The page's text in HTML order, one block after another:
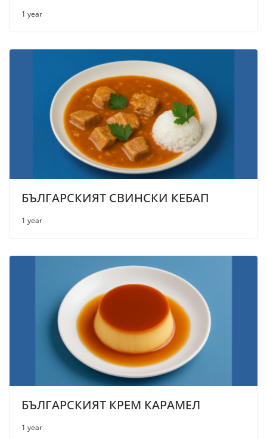
1 year
БЪЛГАРСКИЯТ СВИНСКИ КЕБАП
1 year
БЪЛГАРСКИЯТ КРЕМ КАРАМЕЛ
1 year